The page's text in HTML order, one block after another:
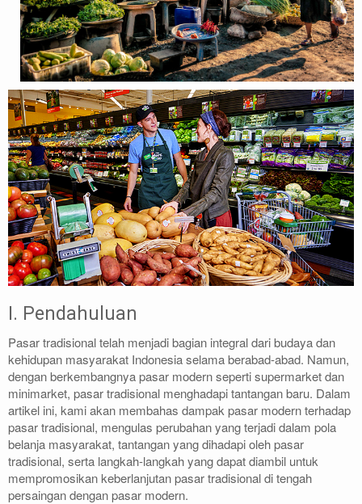
I. Pendahuluan
Pasar tradisional telah menjadi bagian integral dari budaya dan
kehidupan masyarakat Indonesia selama berabad-abad. Namun,
dengan berkembangnya pasar modern seperti supermarket dan
minimarket, pasar tradisional menghadapi tantangan baru. Dalam
artikel ini, kami akan membahas dampak pasar modern terhadap
pasar tradisional, mengulas perubahan yang terjadi dalam pola
belanja masyarakat, tantangan yang dihadapi oleh pasar
tradisional, serta langkah-langkah yang dapat diambil untuk
mempromosikan keberlanjutan pasar tradisional di tengah
persaingan dengan pasar modern.